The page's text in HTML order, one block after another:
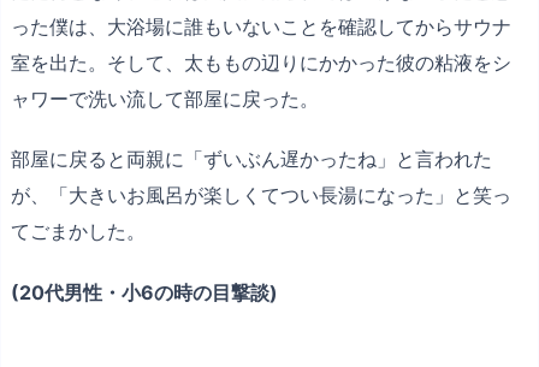
った僕は、大浴場に誰もいないことを確認してからサウナ
室を出た。そして、太ももの辺りにかかった彼の粘液をシ
ャワーで洗い流して部屋に戻った。
部屋に戻ると両親に「ずいぶん遅かったね」と言われた
が、「大きいお風呂が楽しくてつい長湯になった」と笑っ
てごまかした。
(20代男性・小6の時の目撃談)